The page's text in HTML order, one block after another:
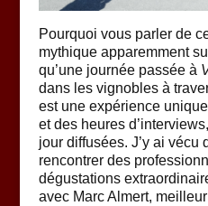
Pourquoi vous parler de
mythique apparemment
qu’une journée passée à
dans les vignobles à
est une expérience
et des heures
jour diffusées. J’y ai vécu
rencontrer des
dégustations
avec Marc Almert,